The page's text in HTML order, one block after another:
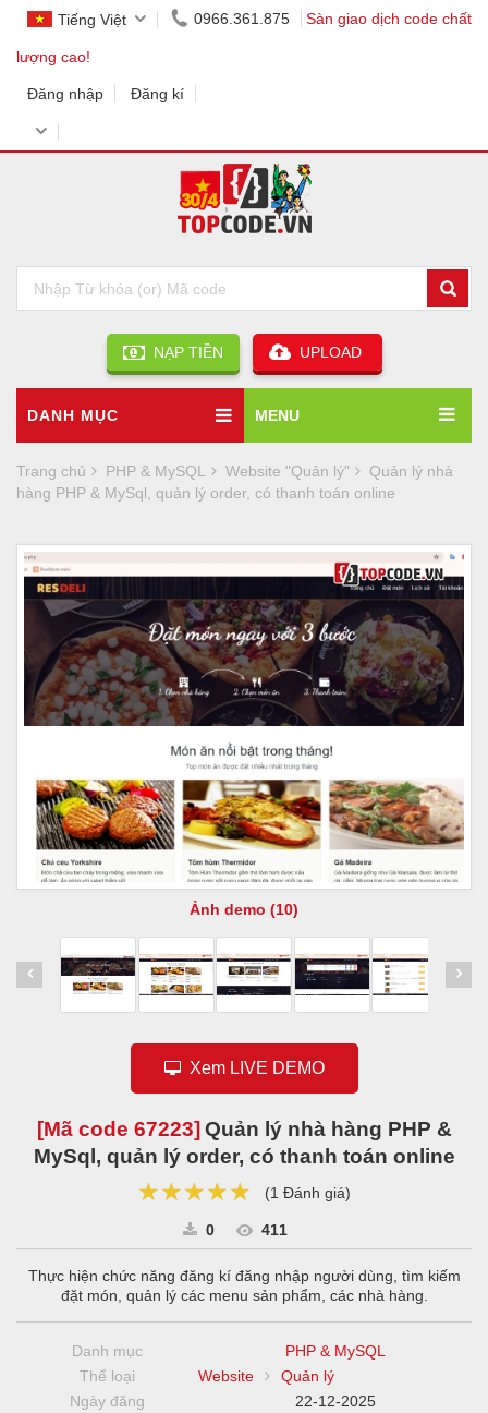
Tiếng Việt 0966.361.875 Sàn giao dịch code chất
lượng cao!
Đăng nhập Đăng kí
NẠP TIỀN UPLOAD
DANH MỤC MENU
Trang chủ PHP & MySQL Website "Quản lý"
Quản lý nhà
hàng PHP & MySql, quản lý order, có thanh toán online
Ảnh demo (10)
Xem LIVE DEMO
[Mã code 67223] Quản lý nhà hàng PHP &
MySql, quản lý order, có thanh toán online
★★★★★
★★★★★
★★★★★ (1 Đánh giá)
0 411
Thực hiện chức năng đăng kí đăng nhập người dùng, tìm kiếm
đặt món, quản lý các menu sản phẩm, các nhà hàng.
Danh mục
PHP & MySQL
Thể loại
Website
Quản lý
Ngày đăng
22-12-2025